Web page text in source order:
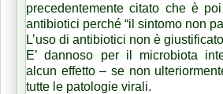
precedentemente citato che è
antibiotici perché “il sintomo non
L’uso di antibiotici non è
E’ dannoso per il microbiota
alcun effetto – se non
tutte le patologie virali.